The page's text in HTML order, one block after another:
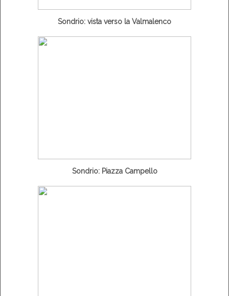
Sondrio: vista verso la Valmalenco
Sondrio: Piazza Campello